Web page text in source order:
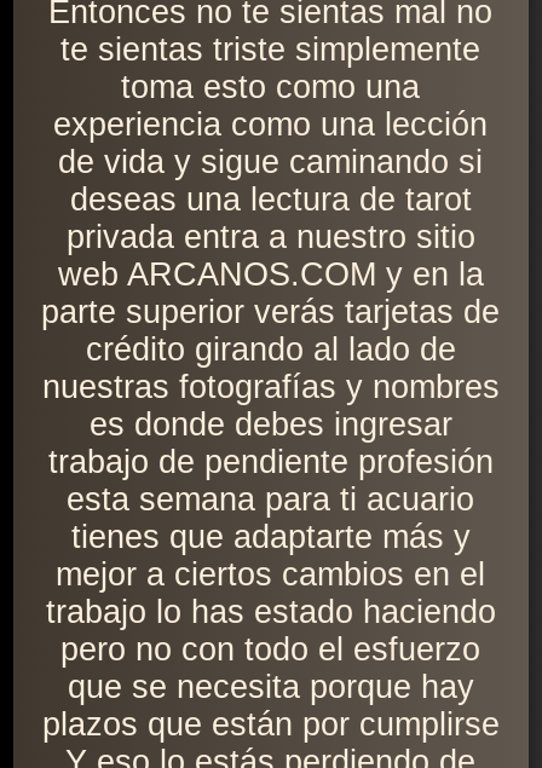
Entonces no te sientas mal no
te sientas triste simplemente
toma esto como una
experiencia como una lección
de vida y sigue caminando si
deseas una lectura de tarot
privada entra a nuestro sitio
web ARCANOS.COM y en la
parte superior verás tarjetas de
crédito girando al lado de
nuestras fotografías y nombres
es donde debes ingresar
trabajo de pendiente profesión
esta semana para ti acuario
tienes que adaptarte más y
mejor a ciertos cambios en el
trabajo lo has estado haciendo
pero no con todo el esfuerzo
que se necesita porque hay
plazos que están por cumplirse